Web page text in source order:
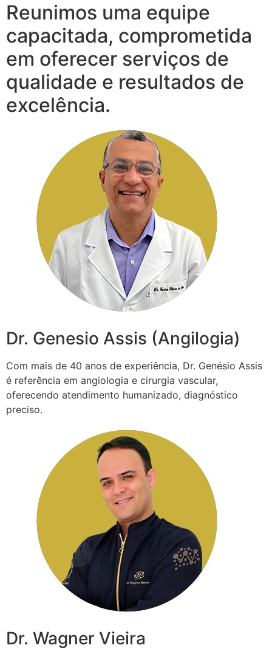
Reunimos uma equipe
capacitada, comprometida
em oferecer serviços de
qualidade e resultados de
excelência.
Dr. Genesio Assis (Angilogia)
Com mais de 40 anos de experiência, Dr. Genésio Assis
é referência em angiologia e cirurgia vascular,
oferecendo atendimento humanizado, diagnóstico
preciso.
Dr. Wagner Vieira